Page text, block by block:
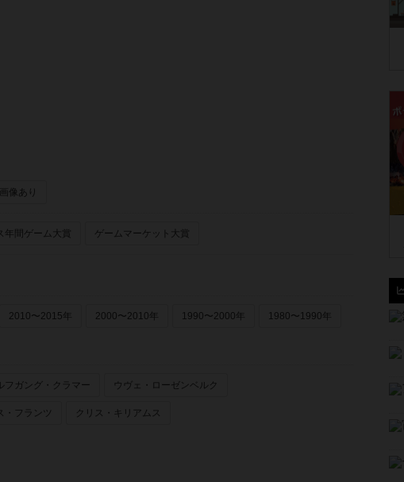
画像あり
年間ゲーム大賞 ゲームマーケット大賞
2010〜2015年 2000〜2010年 1990〜2000年 1980〜1990年
フガング・クラマー ウヴェ・ローゼンベルク
・フランツ クリス・キリアムス